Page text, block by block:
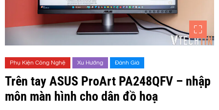
Phụ Kiện Công Nghệ Xu Hướng Đánh Giá
Trên tay ASUS ProArt PA248QFV – nhập
môn màn hình cho dân đồ hoạ